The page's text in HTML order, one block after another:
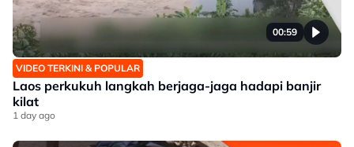
00:59
VIDEO TERKINI & POPULAR
Laos perkukuh langkah berjaga-jaga hadapi banjir
kilat
1 day ago